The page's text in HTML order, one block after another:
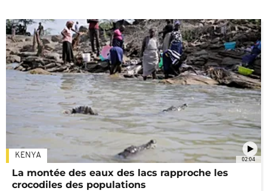
02:04
KENYA
La montée des eaux des lacs rapproche les
crocodiles des populations